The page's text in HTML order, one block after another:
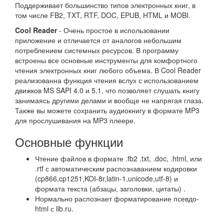
Поддерживает большинство типов электронных книг, в
том числе FB2, TXT, RTF, DOC, EPUB, HTML и MOBI.
Cool Reader- Очень простое в использовании
приложение и отличается от аналогов небольшим
потреблением системных ресурсов. В программу
встроены все основные инструменты для комфортного
чтения электронных книг любого объема. В Cool Reader
реализованна функция чтения вслух с использованием
движков MS SAPI 4.0 и 5.1, что позволяет слушать книгу
занимаясь другими делами и вообще не напрягая глаза.
Также вы можете сохранить аудиокнигу в формате MP3
для прослушивания на MP3 плеере.
Основные функции
Чтение файлов в формате .fb2 .txt, .doc, .html, или
.rtf с автоматическим распознаванием кодировки
(cp866,cp1251,KOI-8r,latin-1,unicode,utf-8) и
формата текста (абзацы, заголовки, цитаты) .
Нормально распознает форматирование псевдо-
html с lib.ru.